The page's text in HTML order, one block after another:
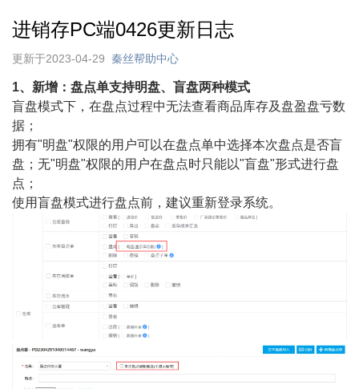
进销存PC端0426更新日志
更新于2023-04-29 秦丝帮助中心
1、新增：盘点单支持明盘、盲盘两种模式
盲盘模式下，在盘点过程中无法查看商品库存及盘盈盘亏数
据；
拥有"明盘"权限的用户可以在盘点单中选择本次盘点是否盲
盘；无"明盘"权限的用户在盘点时只能以"盲盘"形式进行盘
点；
使用盲盘模式进行盘点前，建议重新登录系统。